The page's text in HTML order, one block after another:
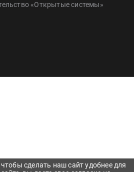
«Открытые системы»
сделать наш сайт удобнее для